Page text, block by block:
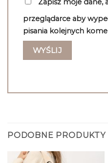
Zapisz moje dane,
przeglądarce aby
pisania kolejnych
PODOBNE PRODUKTY